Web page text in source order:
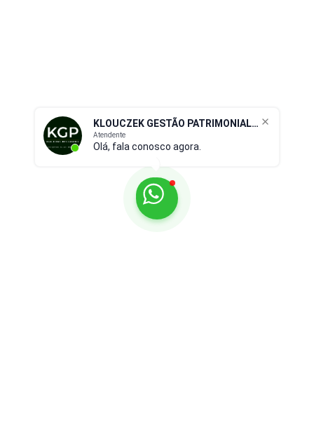
KLOUCZEK GESTÃO PATRIMONIAL IMOBILIÁRIO
Atendente
Olá, fala conosco agora.